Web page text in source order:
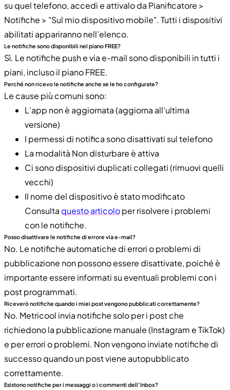
su quel telefono, accedi e attivalo da Pianificatore >
Notifiche > "Sul mio dispositivo mobile". Tutti i dispositivi
abilitati appariranno nell’elenco.
Le notifiche sono disponibili nel piano FREE?
Sì. Le notifiche push e via e-mail sono disponibili in tutti i
piani, incluso il piano FREE.
Perché non ricevo le notifiche anche se le ho configurate?
Le cause più comuni sono:
L’app non è aggiornata (aggiorna all’ultima
versione)
I permessi di notifica sono disattivati sul telefono
La modalità Non disturbare è attiva
Ci sono dispositivi duplicati collegati (rimuovi quelli
vecchi)
Il nome del dispositivo è stato modificato
Consulta questo articoloper risolvere i problemi
con le notifiche.
Posso disattivare le notifiche di errore via e-mail?
No. Le notifiche automatiche di errori o problemi di
pubblicazione non possono essere disattivate, poiché è
importante essere informati su eventuali problemi con i
post programmati.
Riceverò notifiche quando i miei post vengono pubblicati correttamente?
No. Metricool invia notifiche solo per i post che
richiedono la pubblicazione manuale (Instagram e TikTok)
e per errori o problemi. Non vengono inviate notifiche di
successo quando un post viene autopubblicato
correttamente.
Esistono notifiche per i messaggi o i commenti dell’Inbox?